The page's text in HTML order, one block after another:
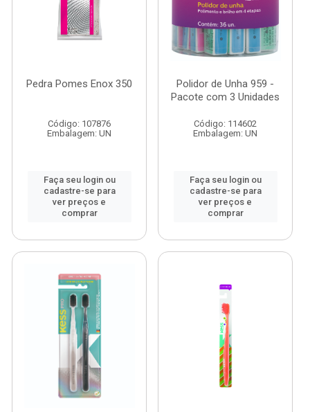
Pedra Pomes Enox 350
Código: 107876
Embalagem: UN
Faça seu login ou
cadastre-se para
ver preços e
comprar
Polidor de Unha 959 -
Pacote com 3 Unidades
Código: 114602
Embalagem: UN
Faça seu login ou
cadastre-se para
ver preços e
comprar